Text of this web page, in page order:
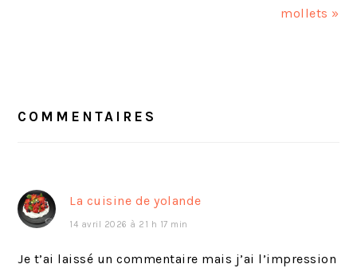
é
d
e
t
mollets »
LECTEUR
COMMENTAIRES
La cuisine de yolande
14 avril 2026 à 21 h 17 min
Je t’ai laissé un commentaire mais j’ai l’impression